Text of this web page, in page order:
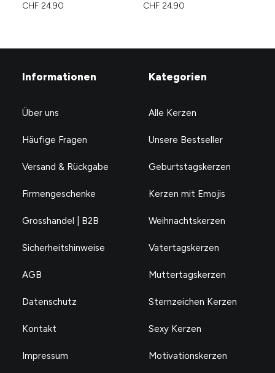
CHF 24.90
CHF 24.90
Informationen
Über uns
Häufige Fragen
Versand & Rückgabe
Firmengeschenke
Grosshandel | B2B
Sicherheitshinweise
AGB
Datenschutz
Kontakt
Impressum
Kategorien
Alle Kerzen
Unsere Bestseller
Geburtstagskerzen
Kerzen mit Emojis
Weihnachtskerzen
Vatertagskerzen
Muttertagskerzen
Sternzeichen Kerzen
Sexy Kerzen
Motivationskerzen